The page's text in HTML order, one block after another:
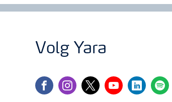
Volg Yara
facebookinstagram
twitteryoutubelinkedinspotify